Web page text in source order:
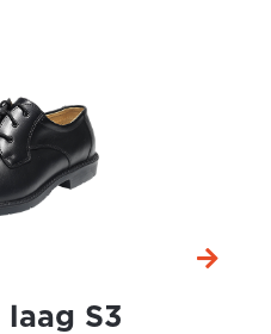
laag S3